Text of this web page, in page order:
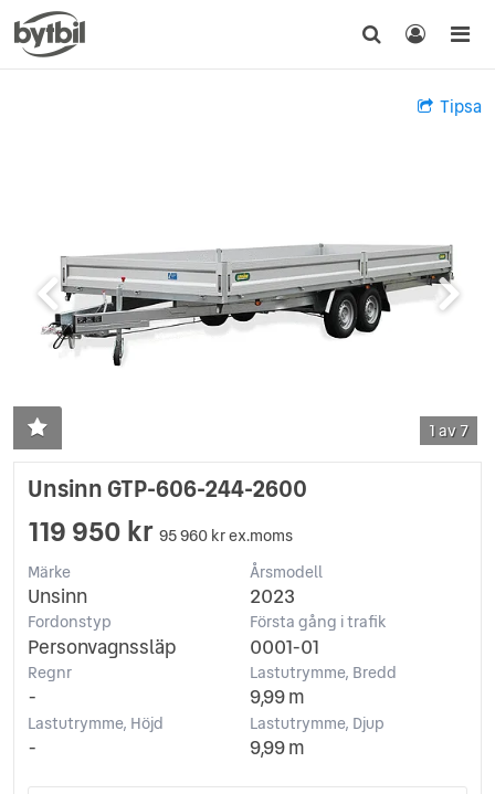
Tipsa
1 av 7
Unsinn GTP-606-244-2600
119 950 kr 95 960 kr ex.moms
Märke
Unsinn
Årsmodell
2023
Fordonstyp
Personvagnssläp
Första gång i trafik
0001-01
Regnr
-
Lastutrymme, Bredd
9,99 m
Lastutrymme, Höjd
-
Lastutrymme, Djup
9,99 m